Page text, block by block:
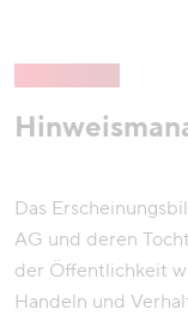
Das
AG und deren
der Öffentlichkeit
Handeln und